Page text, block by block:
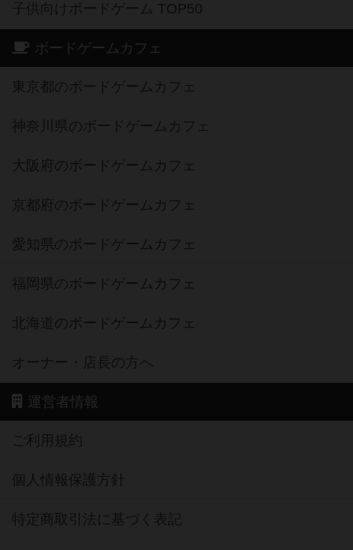
子供向けボードゲーム TOP50
ボードゲームカフェ
東京都のボードゲームカフェ
神奈川県のボードゲームカフェ
大阪府のボードゲームカフェ
京都府のボードゲームカフェ
愛知県のボードゲームカフェ
福岡県のボードゲームカフェ
北海道のボードゲームカフェ
オーナー・店長の方へ
運営者情報
ご利用規約
個人情報保護方針
特定商取引法に基づく表記